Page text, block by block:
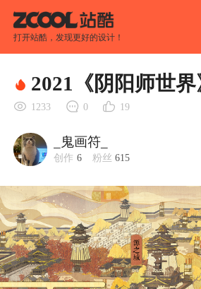
打开站酷，发现更好的设计！
2021《阴阳师世界
1233 0 19
_鬼画符_
创作 6 粉丝 615